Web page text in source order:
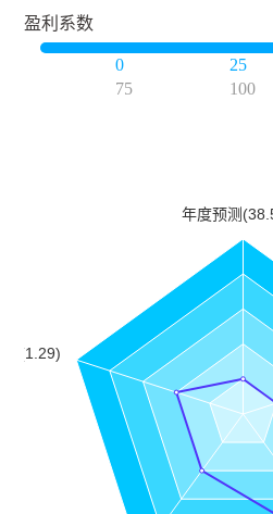
盈利系数
0 25
75
100